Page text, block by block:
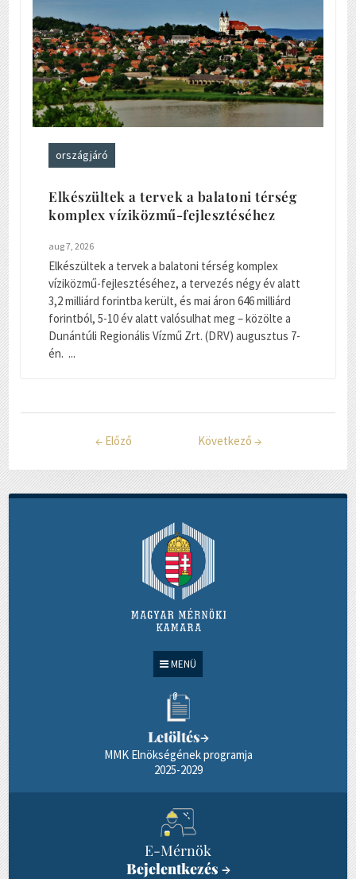
MENÜ
Letöltés→
MMK Elnökségének programja
2025-2029
E-Mérnök
Bejelentkezés →
országjáró
Elkészültek a tervek a balatoni térség
komplex víziközmű-fejlesztéséhez
aug 7, 2026
Elkészültek a tervek a balatoni térség komplex
víziközmű-fejlesztéséhez, a tervezés négy év alatt
3,2 milliárd forintba került, és mai áron 646 milliárd
forintból, 5-10 év alatt valósulhat meg – közölte a
Dunántúli Regionális Vízmű Zrt. (DRV) augusztus 7-
én. ...
← Előző Következő →